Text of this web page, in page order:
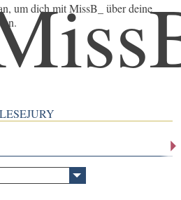
um dich mit MissB_ über deine